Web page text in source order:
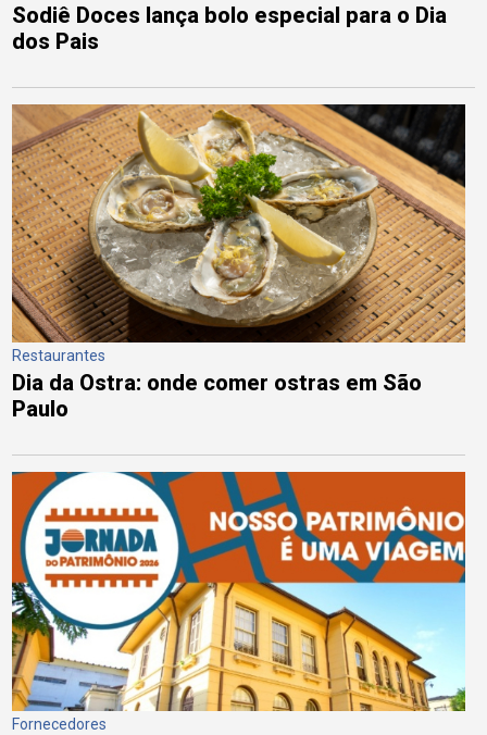
Sodiê Doces lança bolo especial para o Dia
dos Pais
Restaurantes
Dia da Ostra: onde comer ostras em São
Paulo
Fornecedores